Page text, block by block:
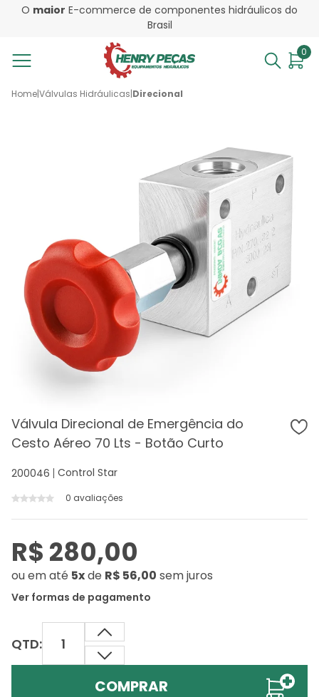
O maior E-commerce de componentes hidráulicos do
Brasil
0
Home|Válvulas Hidráulicas|Direcional
Válvula Direcional de Emergência do
Cesto Aéreo 70 Lts - Botão Curto
200046 Control Star
0 avaliações
R$ 280,00
ouem até 5xde R$ 56,00 sem juros
Ver formas de pagamento
QTD:
COMPRAR